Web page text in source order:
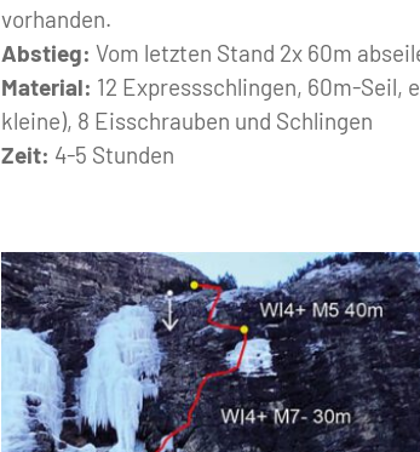
vorhanden.
Abstieg: Vom letzten Stand 2x 60m
Material: 12 Expressschlingen, 60m-Seil,
kleine), 8 Eisschrauben und Schlingen
Zeit: 4-5 Stunden